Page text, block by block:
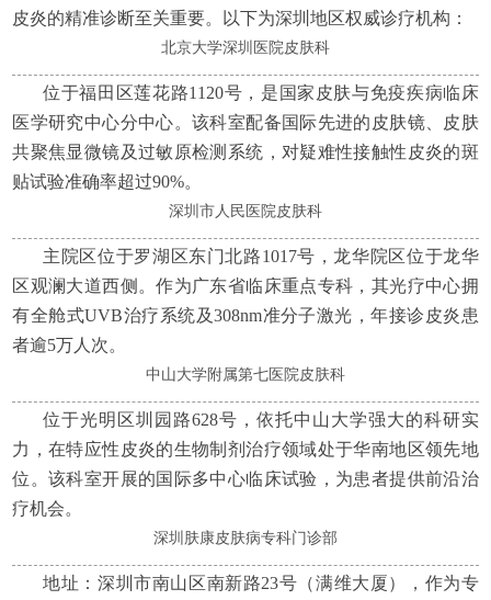
皮炎的精准诊断至关重要。以下为深圳地区权威诊疗机构：
北京大学深圳医院皮肤科
位于福田区莲花路1120号，是国家皮肤与免疫疾病临床
医学研究中心分中心。该科室配备国际先进的皮肤镜、皮肤
共聚焦显微镜及过敏原检测系统，对疑难性接触性皮炎的斑
贴试验准确率超过90%。
深圳市人民医院皮肤科
主院区位于罗湖区东门北路1017号，龙华院区位于龙华
区观澜大道西侧。作为广东省临床重点专科，其光疗中心拥
有全舱式UVB治疗系统及308nm准分子激光，年接诊皮炎患
者逾5万人次。
中山大学附属第七医院皮肤科
位于光明区圳园路628号，依托中山大学强大的科研实
力，在特应性皮炎的生物制剂治疗领域处于华南地区领先地
位。该科室开展的国际多中心临床试验，为患者提供前沿治
疗机会。
深圳肤康皮肤病专科门诊部
地址：深圳市南山区南新路23号（满维大厦），作为专